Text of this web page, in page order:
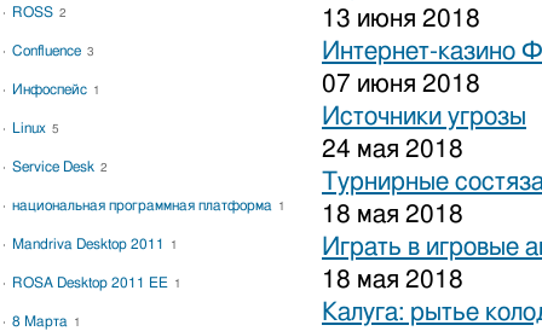
13 июня 2018
Интернет-казино
07 июня 2018
Источники угрозы
24 мая 2018
Турнирные
18 мая 2018
Играть в игровые
18 мая 2018
Калуга: рытье
ROSS 2
Confluence 3
Инфоспейс 1
Linux 5
Service Desk 2
национальная программная платформа 1
Mandriva Desktop 2011 1
ROSA Desktop 2011 EE 1
8 Марта 1